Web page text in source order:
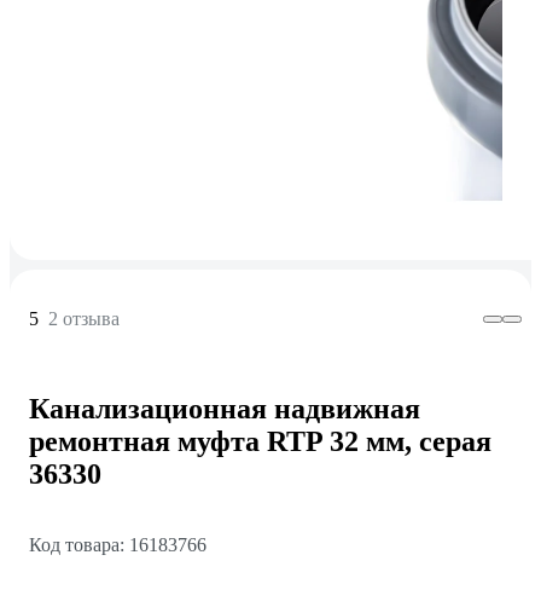
5 2 отзыва
Канализационная надвижная
ремонтная муфта RTP 32 мм, серая
36330
Код товара: 16183766